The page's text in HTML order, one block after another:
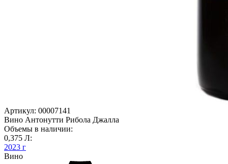
Артикул: 00007141
Вино Антонутти Рибола Джалла
Объемы в наличии:
0,375 Л:
2023 г
Вино